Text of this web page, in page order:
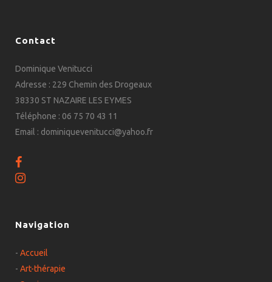
Contact
Dominique Venitucci
Adresse : 229 Chemin des Drogeaux
38330 ST NAZAIRE LES EYMES
Téléphone : 06 75 70 43 11
Email : dominiquevenitucci@yahoo.fr
Navigation
- Accueil
- Art-thérapie